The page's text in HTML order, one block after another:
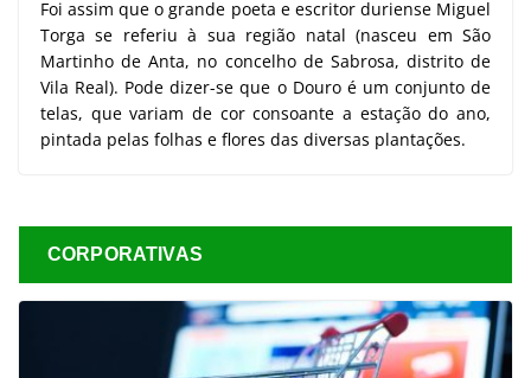
Foi assim que o grande poeta e escritor duriense Miguel
Torga se referiu à sua região natal (nasceu em São
Martinho de Anta, no concelho de Sabrosa, distrito de
Vila Real). Pode dizer-se que o Douro é um conjunto de
telas, que variam de cor consoante a estação do ano,
pintada pelas folhas e flores das diversas plantações.
CORPORATIVAS